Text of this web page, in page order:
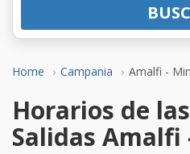
Home Campania Amalfi -
Horarios de
Salidas